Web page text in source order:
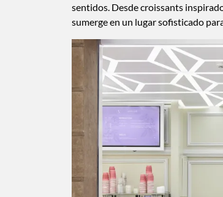
sentidos. Desde croissants
sumerge en un lugar sofisticado